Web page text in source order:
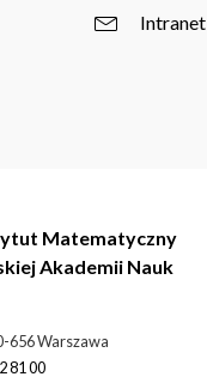
Intranet
Matematyczny
Akademii Nauk
656 Warszawa
81 00